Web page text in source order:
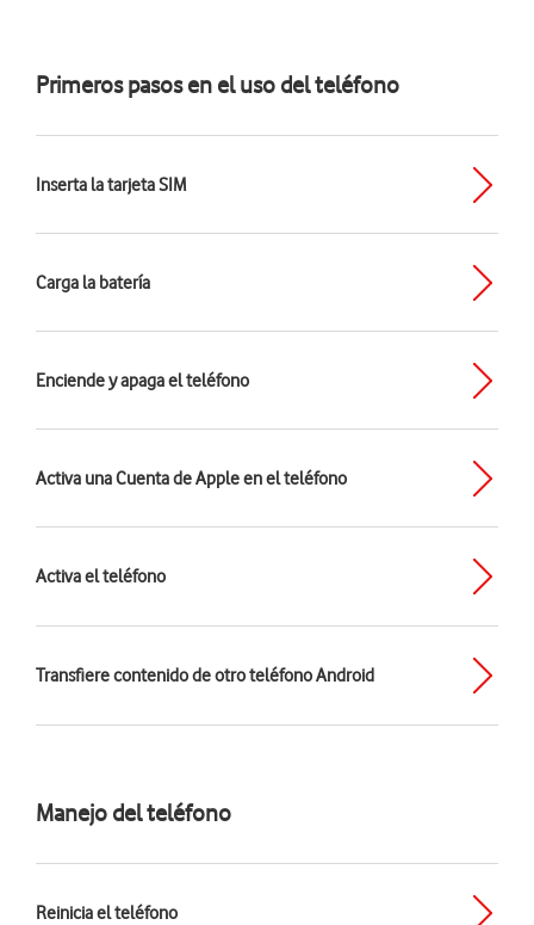
Primeros pasos en el uso del teléfono
Inserta la tarjeta SIM
Carga la batería
Enciende y apaga el teléfono
Activa una Cuenta de Apple en el teléfono
Activa el teléfono
Transfiere contenido de otro teléfono Android
Manejo del teléfono
Reinicia el teléfono